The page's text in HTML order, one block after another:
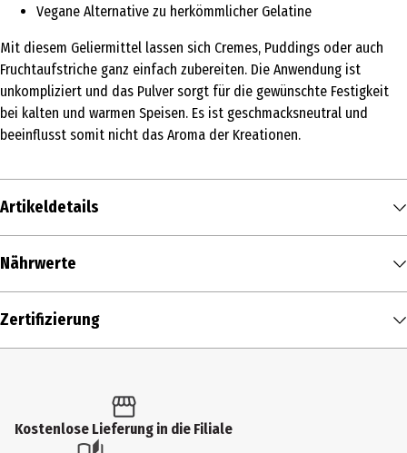
Vegane Alternative zu herkömmlicher Gelatine
Mit diesem Geliermittel lassen sich Cremes, Puddings oder auch
Fruchtaufstriche ganz einfach zubereiten. Die Anwendung ist
unkompliziert und das Pulver sorgt für die gewünschte Festigkeit
bei kalten und warmen Speisen. Es ist geschmacksneutral und
beeinflusst somit nicht das Aroma der Kreationen.
Artikeldetails
Inhalt
Produkttyp
Backzutaten & Süßungsmittel
Zutaten: Geliermittel: Agar-Agar* (E 406); Kartoffelstärke*,
Säuerungsmittel: Kaliumtartrate (E 336) *aus biologischer
Nährwerte
Nährwerte je
- davon gesättigte Fettsäuren in g
Kohlenhydrate in g
Zertifizierung
Kostenlose Lieferung in die Filiale